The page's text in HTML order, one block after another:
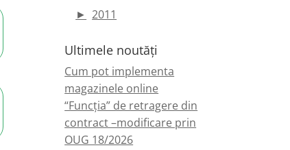
► 2011
Ultimele noutăți
Cum pot implementa
magazinele online
“Funcția” de retragere din
contract –modificare prin
OUG 18/2026